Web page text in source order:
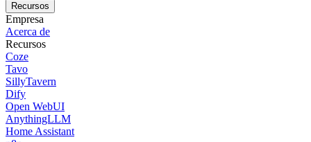
Recursos
Empresa
Acerca de
Recursos
Coze
Tavo
SillyTavern
Dify
Open WebUI
AnythingLLM
Home Assistant